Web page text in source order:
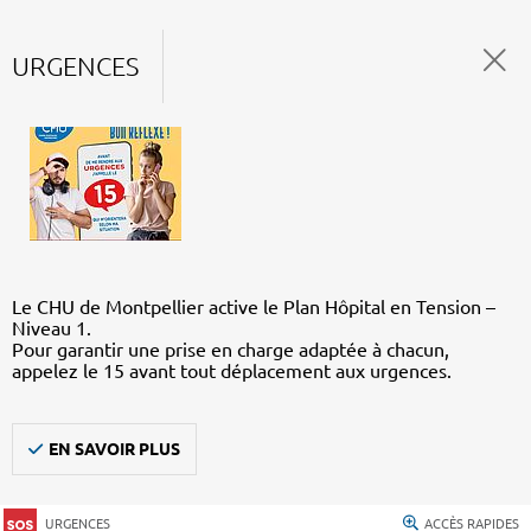
URGENCES
Le CHU de Montpellier active le Plan Hôpital en Tension –
Niveau 1.
Pour garantir une prise en charge adaptée à chacun,
appelez le 15 avant tout déplacement aux urgences.
EN SAVOIR PLUS
URGENCES ACCÈS RAPIDES